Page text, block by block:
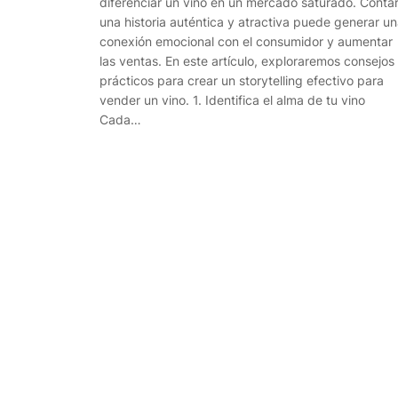
una historia auténtica y atractiva puede generar
conexión emocional con el consumidor y aumentar
las ventas. En este artículo, exploraremos consejos
prácticos para crear un storytelling efectivo para
vender un vino. 1. Identifica el alma de tu vino
Cada…